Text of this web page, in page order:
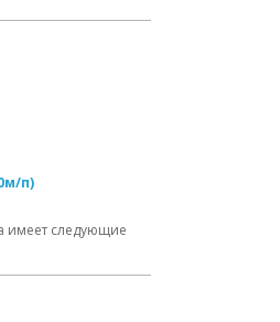
п)
имеет следующие